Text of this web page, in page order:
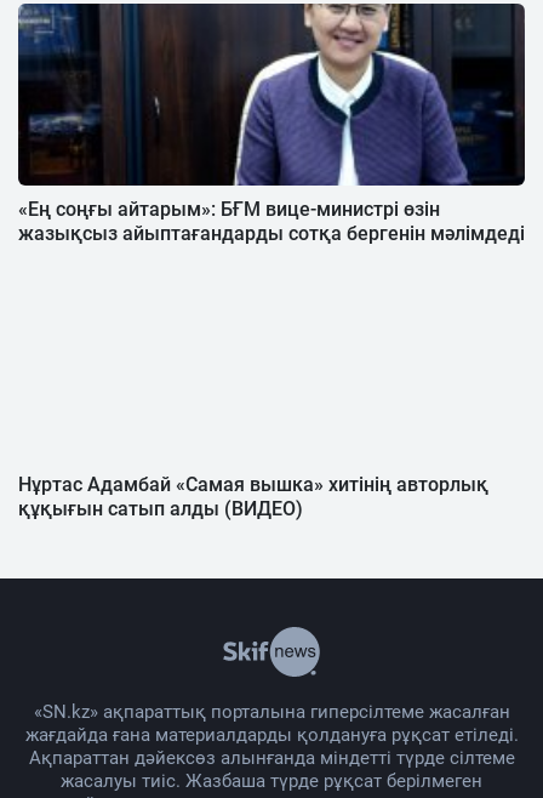
«Ең соңғы айтарым»: БҒМ вице-министрі өзін
жазықсыз айыптағандарды сотқа бергенін мәлімдеді
Нұртас Адамбай «Самая вышка» хитінің авторлық
құқығын сатып алды (ВИДЕО)
«SN.kz» ақпараттық порталына гиперсілтеме жасалған
жағдайда ғана материалдарды қолдануға рұқсат етіледі.
Ақпараттан дәйексөз алынғанда міндетті түрде сілтеме
жасалуы тиіс. Жазбаша түрде рұқсат берілмеген